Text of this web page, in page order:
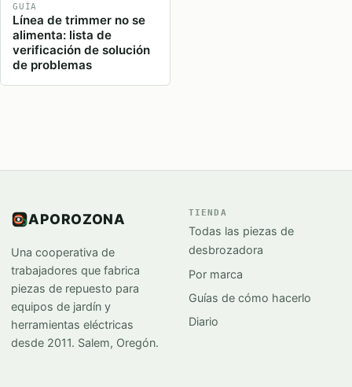
GUÍA
Línea de trimmer no se
alimenta: lista de
verificación de solución
de problemas
APOROZONA
Una cooperativa de
trabajadores que fabrica
piezas de repuesto para
equipos de jardín y
herramientas eléctricas
desde 2011. Salem, Oregón.
TIENDA
Todas las piezas de
desbrozadora
Por marca
Guías de cómo hacerlo
Diario